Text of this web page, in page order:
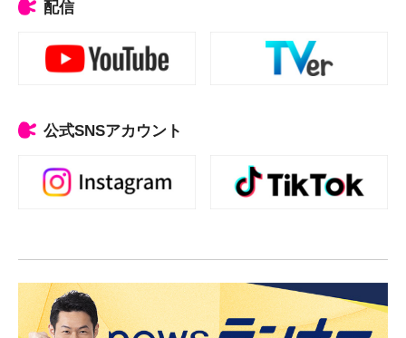
配信
公式SNSアカウント